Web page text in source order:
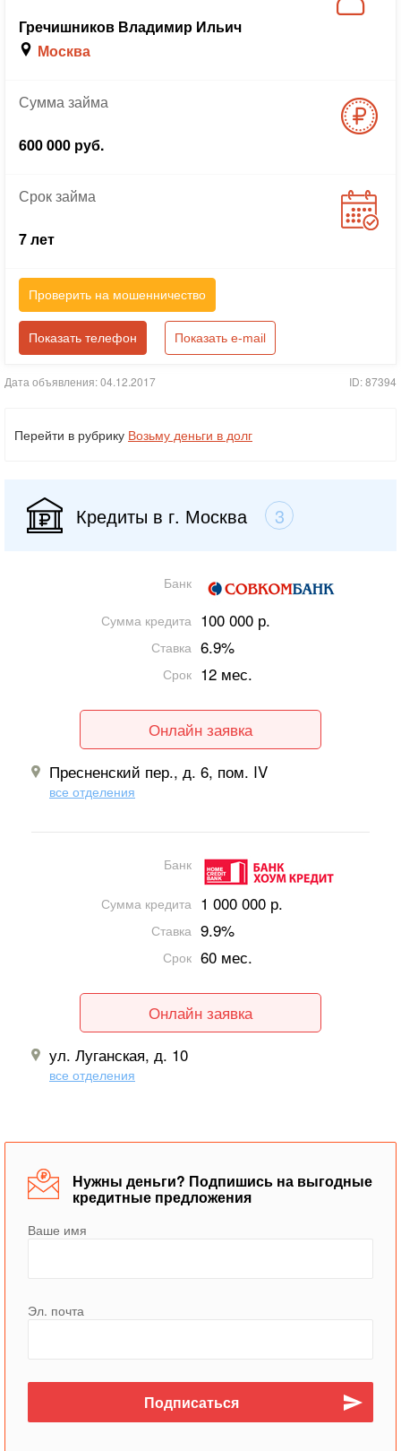
Гречишников Владимир Ильич
Москва
Суммазайма
600 000 руб.
Срокзайма
7 лет
Проверить на мошенничество
Показать телефон Показать e-mail
Дата объявления: 04.12.2017 ID: 87394
Перейти в рубрику Возьму деньги в долг
Кредиты в г. Москва 3
Банк
Сумма кредита 100 000 р.
Ставка 6.9%
Срок 12 мес.
Онлайн заявка
Пресненский пер., д. 6, пом. IV
все отделения
Банк
Сумма кредита 1 000 000 р.
Ставка 9.9%
Срок 60 мес.
Онлайн заявка
ул. Луганская, д. 10
все отделения
Нужны деньги? Подпишись на выгодные
кредитные предложения
Ваше имя
Эл. почта